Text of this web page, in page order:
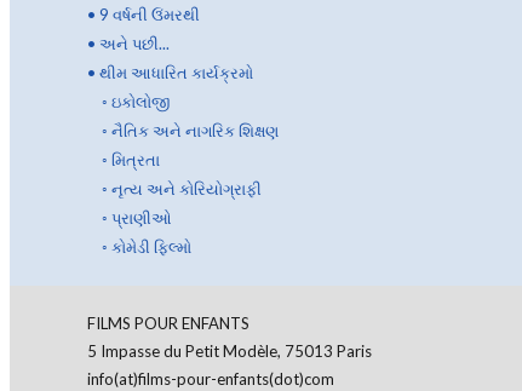
• 9 વર્ષની ઉંમરથી
• અને પછી...
• થીમ આધારિત કાર્યક્રમો
◦ ઇકોલોજી
◦ નૈતિક અને નાગરિક શિક્ષણ
◦ મિત્રતા
◦ નૃત્ય અને કોરિયોગ્રાફી
◦ પ્રાણીઓ
◦ કોમેડી ફિલ્મો
FILMS POUR ENFANTS
5 Impasse du Petit Modèle, 75013 Paris
info(at)films-pour-enfants(dot)com